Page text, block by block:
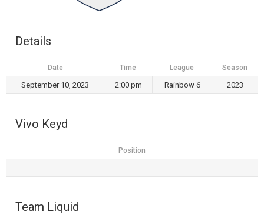
Details
Date Time League Season
September 10, 2023 2:00 pm Rainbow 6 2023
Vivo Keyd
Position
Team Liquid